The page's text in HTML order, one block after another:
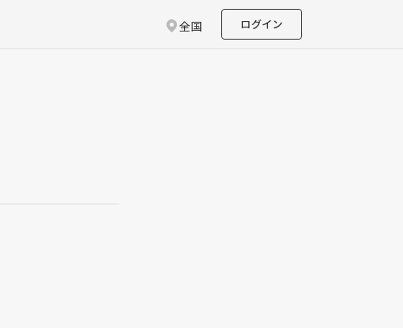
全国 ログイン